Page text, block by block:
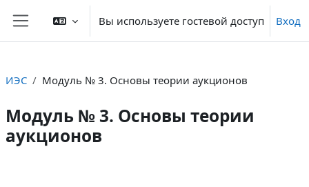
Перейти к основному содержанию
Боковая панель
Вы используете гостевой доступ Вход
ИЭС Модуль № 3. Основы теории аукционов
Модуль № 3. Основы теории
аукционов